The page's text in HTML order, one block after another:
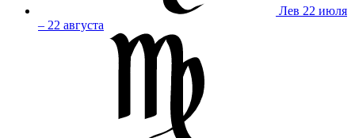
Лев 22 июля
– 22 августа